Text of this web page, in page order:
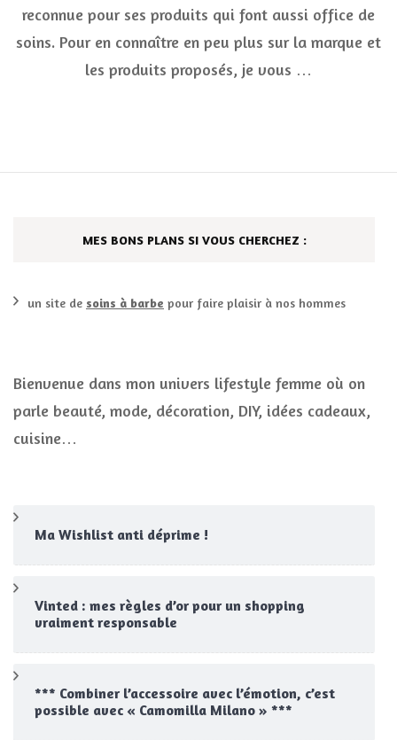
4
reconnue pour ses produits qui font aussi office de
soins. Pour en connaître en peu plus sur la marque et
les produits proposés, je vous …
MES BONS PLANS SI VOUS CHERCHEZ :
un site de soins à barbe pour faire plaisir à nos hommes
Bienvenue dans mon univers lifestyle femme où on
parle beauté, mode, décoration, DIY, idées cadeaux,
cuisine…
Ma Wishlist anti déprime !
Vinted : mes règles d’or pour un shopping
vraiment responsable
*** Combiner l’accessoire avec l’émotion, c’est
possible avec « Camomilla Milano » ***